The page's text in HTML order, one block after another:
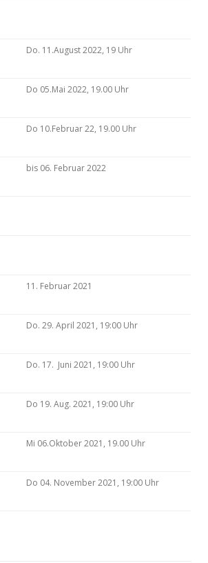
Do. 11.August 2022, 19 Uhr
Do 05.Mai 2022, 19.00 Uhr
Do 10.Februar 22, 19.00 Uhr
bis 06. Februar 2022
11. Februar 2021
Do. 29. April 2021, 19:00 Uhr
Do. 17. Juni 2021, 19:00 Uhr
Do 19. Aug. 2021, 19:00 Uhr
Mi 06.Oktober 2021, 19.00 Uhr
Do 04. November 2021, 19:00 Uhr